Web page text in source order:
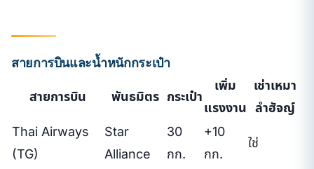
สายการบินและน้ำหนักกระเป๋า
สายการบิน พันธมิตร กระเป๋า
เพิ่ม
แรงงาน
เช่าเหมา
ลำฮัจญ์
Thai Airways
(TG)
Star
Alliance
30
กก.
+10
กก.
ใช่